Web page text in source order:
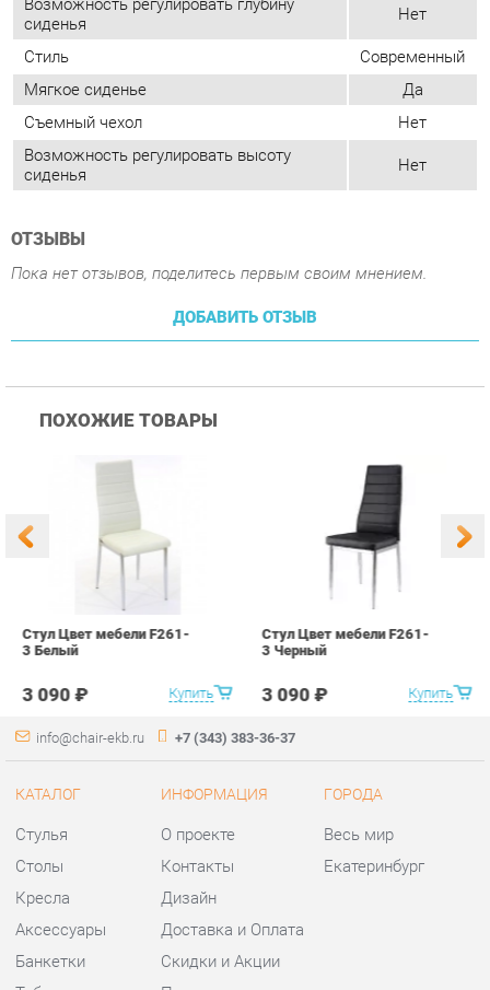
Возможность регулировать высоту
сиденья
Нет
ОТЗЫВЫ
Пока нет отзывов, поделитесь первым своим мнением.
ДОБАВИТЬ ОТЗЫВ
ПОХОЖИЕ ТОВАРЫ
3 090 ₽ Купить
Стул Цвет мебели F261-
info@chair-ekb.ru
КАТАЛОГ
Столы
Банкетки
Пуфы
Мини-Диваны
Комплектующие
ИНФОРМАЦИЯ
Контакты
Скидки и Акции
Гарантия
Помощь
ГОРОДА
Екатеринбург
КОНТАКТЫ